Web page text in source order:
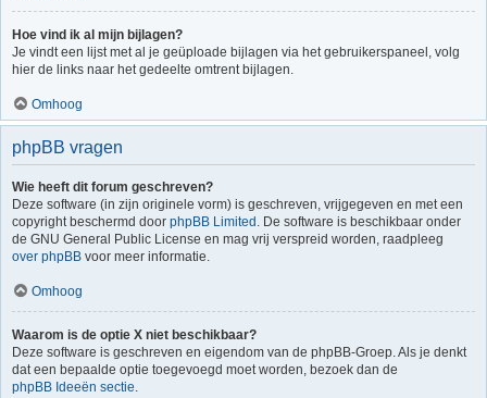
Hoe vind ik al mijn bijlagen?
Je vindt een lijst met al je geüploade bijlagen via het gebruikerspaneel, volg
hier de links naar het gedeelte omtrent bijlagen.
Omhoog
phpBB vragen
Wie heeft dit forum geschreven?
Deze software (in zijn originele vorm) is geschreven, vrijgegeven en met een
copyright beschermd door phpBB Limited . De software is beschikbaar onder
de GNU General Public License en mag vrij verspreid worden, raadpleeg
over phpBB voor meer informatie.
Omhoog
Waarom is de optie X niet beschikbaar?
Deze software is geschreven en eigendom van de phpBB-Groep. Als je denkt
dat een bepaalde optie toegevoegd moet worden, bezoek dan de
phpBB Ideeën sectie.